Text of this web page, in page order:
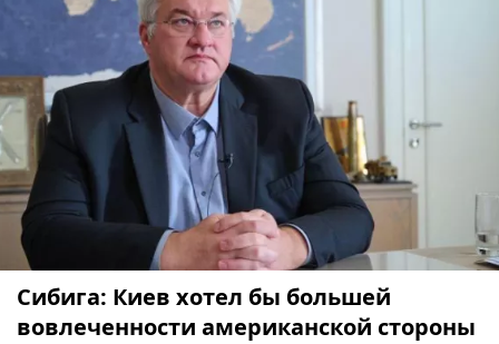
Сибига: Киев хотел бы большей
вовлеченности американской стороны